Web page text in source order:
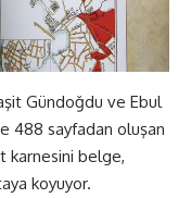
Gündoğdu ve Ebul
488 sayfadan oluşan
karnesini belge,
koyuyor.